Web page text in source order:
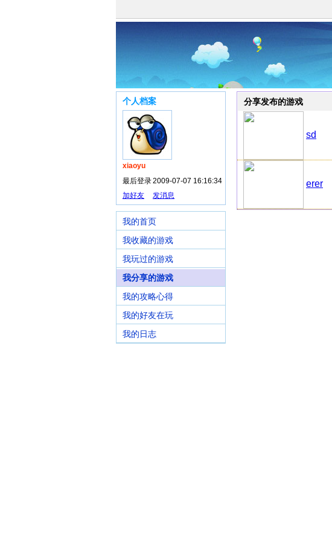
个人档案
xiaoyu
最后登录2009-07-07 16:16:34
加好友
发消息
我的首页
我收藏的游戏
我玩过的游戏
我分享的游戏
我的攻略心得
我的好友在玩
我的日志
分享发布的游戏
sd
erer